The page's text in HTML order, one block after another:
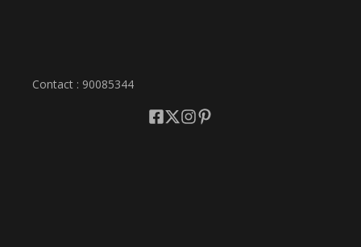
Contact : 90085344